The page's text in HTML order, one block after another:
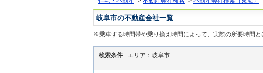
岐阜市の不動産会社一覧
※乗車する時間帯や乗り換え時間によって、実際の所要時間
検索条件 エリア：岐阜市